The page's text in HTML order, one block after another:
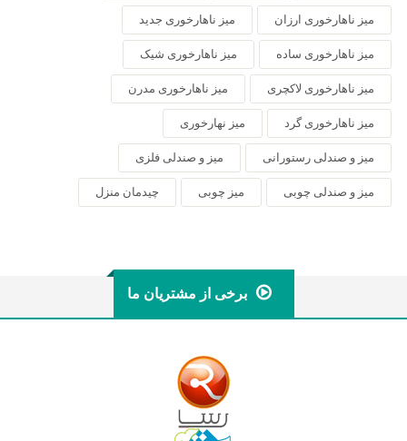
میز ناهارخوری ارزان میز ناهارخوری جدید
میز ناهارخوری ساده میز ناهارخوری شیک
میز ناهارخوری لاکچری میز ناهارخوری مدرن
میز ناهارخوری گرد میز نهارخوری
میز و صندلی رستورانی میز و صندلی فلزی
میز و صندلی چوبی میز چوبی چیدمان منزل
برخی از مشتریان ما